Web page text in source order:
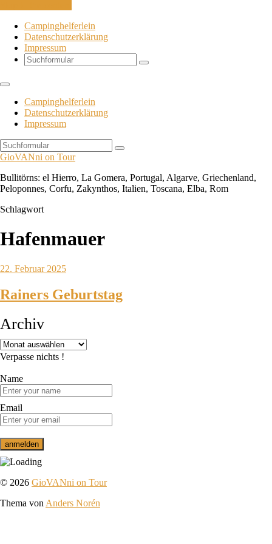
Campinghelferlein
Datenschutzerklärung
Impressum
Search
Campinghelferlein
Datenschutzerklärung
Impressum
Search
GioVANni on Tour
Bullitörns: el Hierro, La Gomera, Portugal, Algarve, Griechenland,
Peloponnes, Corfu, Zakynthos, Italien, Toscana, Elba, Rom
Schlagwort
Hafenmauer
22. Februar 2025
Rainers Geburtstag
Archiv
Verpasse nichts !
Name
Email
© 2026 GioVANni on Tour
Thema von Anders Norén